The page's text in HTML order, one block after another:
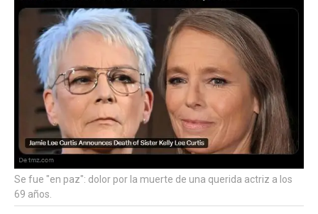
Se fue "en paz": dolor por la muerte de una querida actriz a los
69 años.